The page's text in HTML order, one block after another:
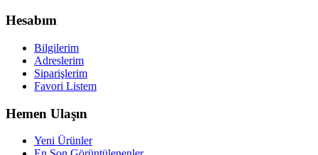
Hesabım
Bilgilerim
Adreslerim
Siparişlerim
Favori Listem
Hemen Ulaşın
Yeni Ürünler